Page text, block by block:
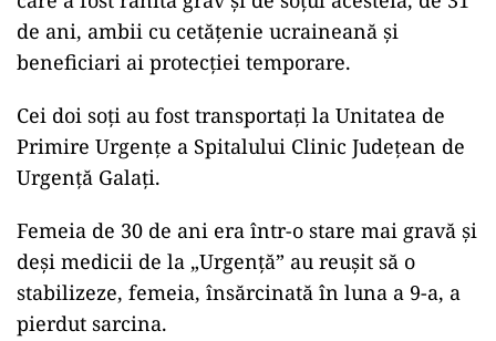
ad
Este vorba de o femeie, cu vârsta de 30 de ani
care a fost rănită grav şi de soţul acesteia, de 31